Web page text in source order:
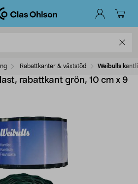
Rabattkanter & växtstöd Weibulls
rabattkant grön, 10 cm x 9